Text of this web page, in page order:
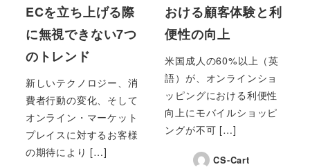
ECを立ち上げる際
に無視できない7つ
のトレンド
新しいテクノロジー、消
費者行動の変化、そして
オンライン・マーケット
プレイスに対するお客様
の期待により […]
おける顧客体験と利
便性の向上
米国成人の60%以上（英
語）が、オンラインショ
ッピングにおける利便性
向上にモバイルショッピ
ングが不可 […]
CS-Cart